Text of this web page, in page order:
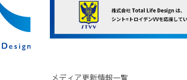
メディア更新情報一覧